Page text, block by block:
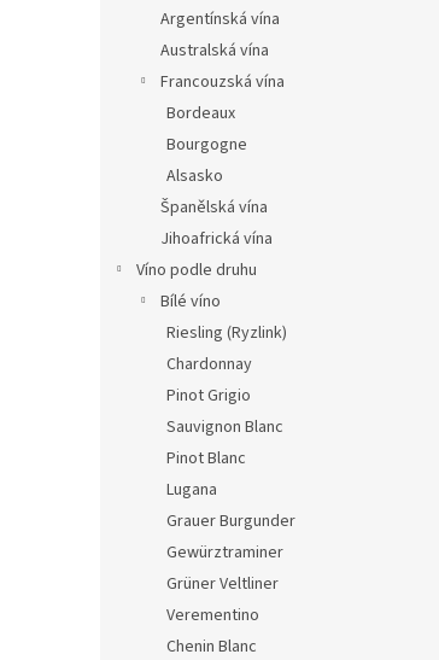
Argentínská vína
Australská vína
Francouzská vína
Bordeaux
Bourgogne
Alsasko
Španělská vína
Jihoafrická vína
Víno podle druhu
Bílé víno
Riesling (Ryzlink)
Chardonnay
Pinot Grigio
Sauvignon Blanc
Pinot Blanc
Lugana
Grauer Burgunder
Gewürztraminer
Grüner Veltliner
Verementino
Chenin Blanc